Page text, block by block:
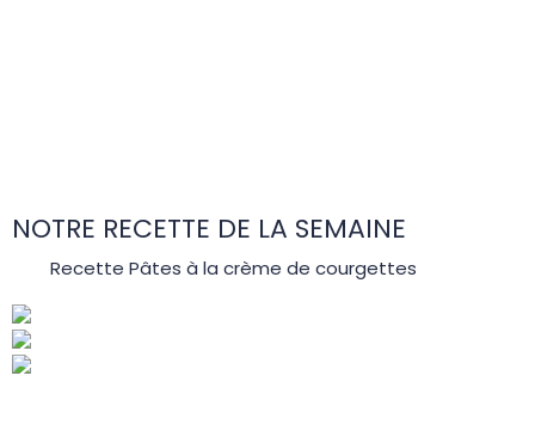
NOTRE RECETTE DE LA SEMAINE
Recette Pâtes à la crème de courgettes